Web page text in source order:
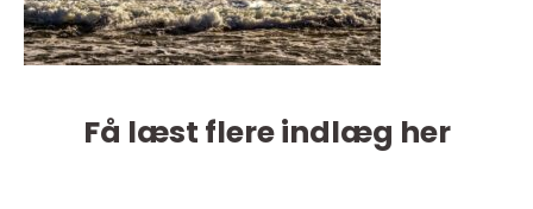
Få læst flere indlæg her